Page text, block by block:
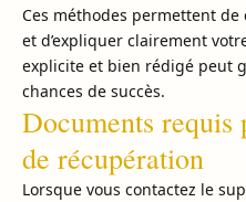
Ces méthodes permettent
et d’expliquer clairement
explicite et bien rédigé peut
chances de succès.
Documents requis
de récupération
Lorsque vous contactez le